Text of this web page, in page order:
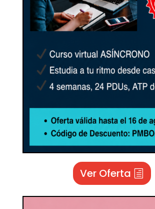
Ver Oferta